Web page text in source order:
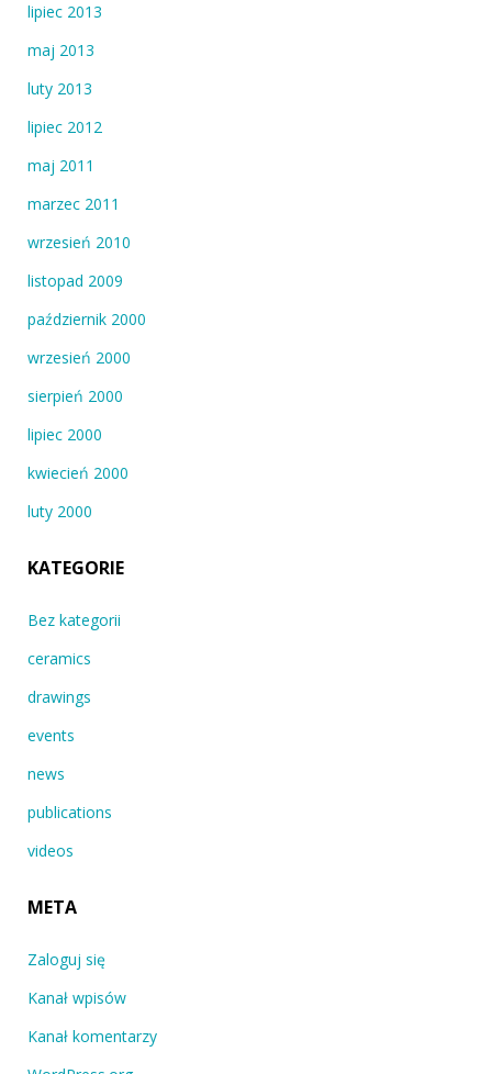
lipiec 2013
maj 2013
luty 2013
lipiec 2012
maj 2011
marzec 2011
wrzesień 2010
listopad 2009
październik 2000
wrzesień 2000
sierpień 2000
lipiec 2000
kwiecień 2000
luty 2000
KATEGORIE
Bez kategorii
ceramics
drawings
events
news
publications
videos
META
Zaloguj się
Kanał wpisów
Kanał komentarzy